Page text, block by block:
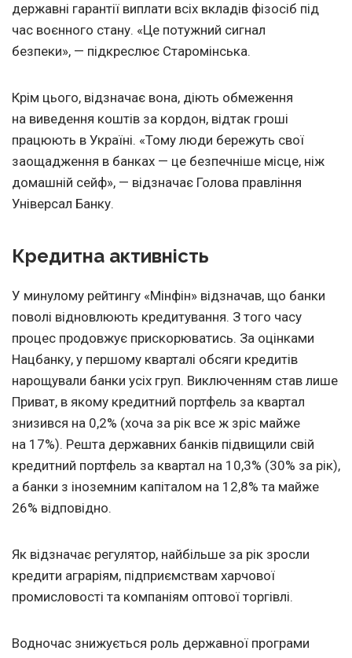
державні гарантії виплати всіх вкладів фізосіб під
час воєнного стану. «Це потужний сигнал
безпеки», — підкреслює Старомінська.
Крім цього, відзначає вона, діють обмеження
на виведення коштів за кордон, відтак гроші
працюють в Україні. «Тому люди бережуть свої
заощадження в банках — це безпечніше місце, ніж
домашній сейф», — відзначає Голова правління
Універсал Банку.
Кредитна активність
У минулому рейтингу «Мінфін» відзначав, що банки
поволі відновлюють кредитування. З того часу
процес продовжує прискорюватись. За оцінками
Нацбанку, у першому кварталі обсяги кредитів
нарощували банки усіх груп. Виключенням став лише
Приват, в якому кредитний портфель за квартал
знизився на 0,2% (хоча за рік все ж зріс майже
на 17%). Решта державних банків підвищили свій
кредитний портфель за квартал на 10,3% (30% за рік),
а банки з іноземним капіталом на 12,8% та майже
26% відповідно.
Як відзначає регулятор, найбільше за рік зросли
кредити аграріям, підприємствам харчової
промисловості та компаніям оптової торгівлі.
Водночас знижується роль державної програми